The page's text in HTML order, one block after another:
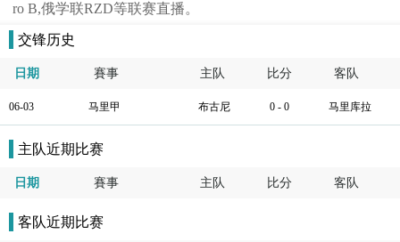
ro B,俄学联RZD等联赛直播。
交锋历史
日期 賽事 主队 比分 客队
06-03 马里甲 布古尼 0 - 0 马里库拉
主队近期比赛
日期 賽事 主队 比分 客队
客队近期比赛